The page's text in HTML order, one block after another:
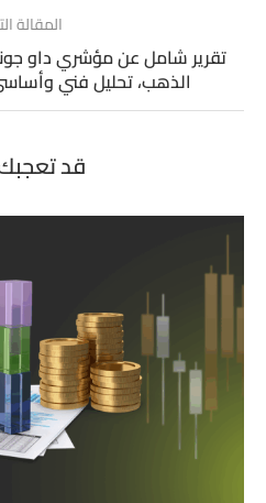
المقالة
الذهب، تحليل فني
قد